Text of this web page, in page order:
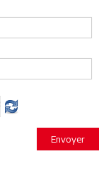
Envoyer